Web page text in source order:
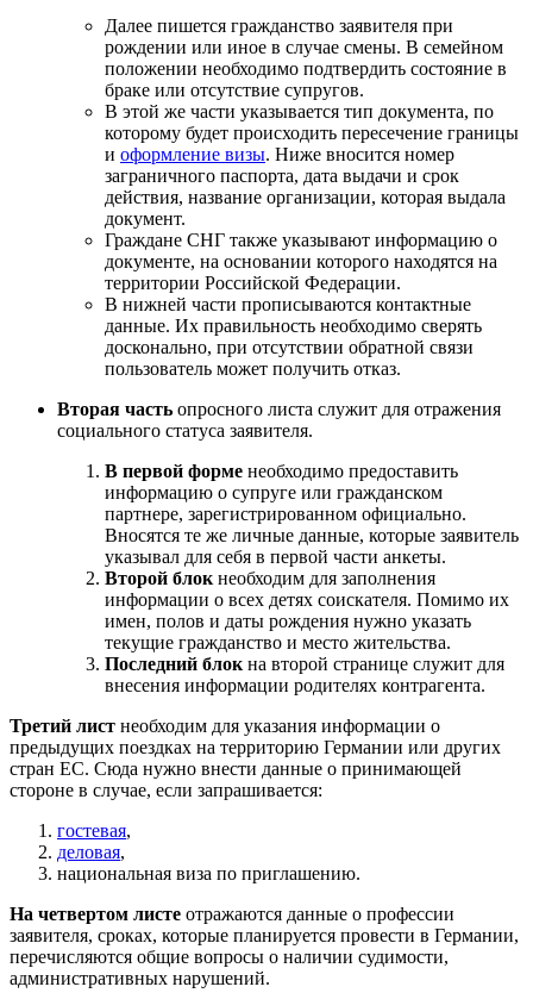
Далее пишется гражданство заявителя при
рождении или иное в случае смены. В семейном
положении необходимо подтвердить состояние в
браке или отсутствие супругов.
В этой же части указывается тип документа, по
которому будет происходить пересечение границы
и оформление визы. Ниже вносится номер
заграничного паспорта, дата выдачи и срок
действия, название организации, которая выдала
документ.
Граждане СНГ также указывают информацию о
документе, на основании которого находятся на
территории Российской Федерации.
В нижней части прописываются контактные
данные. Их правильность необходимо сверять
досконально, при отсутствии обратной связи
пользователь может получить отказ.
Вторая часть опросного листа служит для отражения
социального статуса заявителя.
В первой форме необходимо предоставить
информацию о супруге или гражданском
партнере, зарегистрированном официально.
Вносятся те же личные данные, которые заявитель
указывал для себя в первой части анкеты.
Второй блок необходим для заполнения
информации о всех детях соискателя. Помимо их
имен, полов и даты рождения нужно указать
текущие гражданство и место жительства.
Последний блок на второй странице служит для
внесения информации родителях контрагента.
Третий лист необходим для указания информации о
предыдущих поездках на территорию Германии или других
стран ЕС. Сюда нужно внести данные о принимающей
стороне в случае, если запрашивается:
гостевая,
деловая,
национальная виза по приглашению.
На четвертом листе отражаются данные о профессии
заявителя, сроках, которые планируется провести в Германии,
перечисляются общие вопросы о наличии судимости,
административных нарушений.